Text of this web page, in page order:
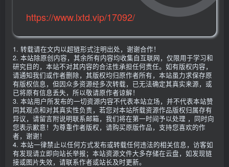
https://www.lxtd.vip/17092/
1. 转载请在文内以超链形式注明出处，谢谢合作！
2. 本站除原创内容，其余所有内容均收集自互联网，仅限用于学习和
研究目的，本站不对其内容的合法性承担任何责任。如有版权内容，
请通知我们或作者删除，其版权均归原作者所有，本站虽力求保存原
有版权信息，但因众多资源经多次转载，已无法确定其真实来源，或
已将原有信息丢失，所以敬请原作者谅解！
3. 本站用户所发布的一切资源内容不代表本站立场，并不代表本站赞
同其观点和对其真实性负责，若您对本站所载资源作品版权归属存有
异议，请留言附说明联系邮箱，我们将在第一时间予以处理 ，同时向
您表示歉意！为尊重作者版权，请购买原版作品，支持您喜欢的作
者，谢谢！
4. 本站一律禁止以任何方式发布或转载任何违法的相关信息，访客如
有发现请立即向站长举报；本站资源文件大多存储在云盘，如发现链
接或图片失效，请联系作者或站长及时更新。